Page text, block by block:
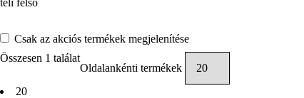
téli felső
Csak az akciós termékek megjelenítése
Összesen 1 találat
Oldalankénti termékek
20